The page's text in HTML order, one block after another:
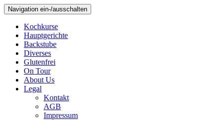
Navigation ein-/ausschalten
Kochkurse
Hauptgerichte
Backstube
Diverses
Glutenfrei
On Tour
About Us
Legal
Kontakt
AGB
Impressum